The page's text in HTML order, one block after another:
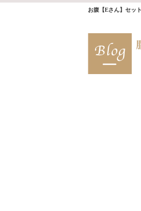
お腹【Eさん】セット